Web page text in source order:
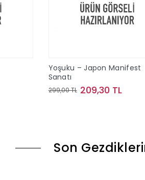
Yoşuku – Japon Manifest
Sanatı
299,00 TL 209,30 TL
Son